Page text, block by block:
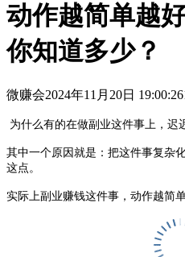
动作越简单越
你知道多少？
微赚会2024年11月20日 19:00:26
为什么有的在做副业这件事上，迟
其中一个原因就是：把这件事复杂
这点。
实际上副业赚钱这件事，动作越简单